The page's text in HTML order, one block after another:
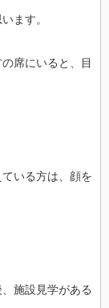
ます。
席にいると、目
いる方は、顔を
施設見学がある